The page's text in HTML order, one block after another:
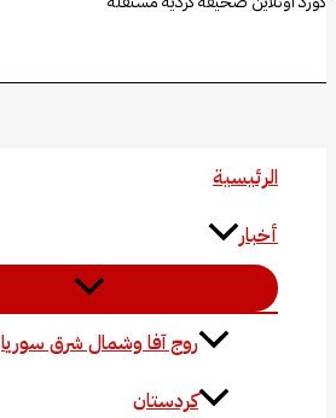
الرئيسية
أخبار
روج آفا وشمال شرق سوريا
كردستان